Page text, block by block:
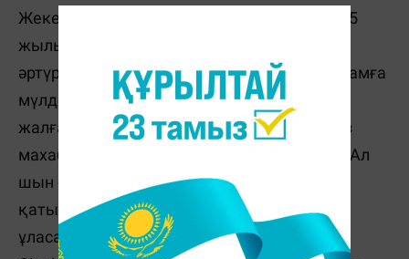
Жеке өміріңізге қатыстының барлығы 2015
жылы реттеледі. Әрине, әркімнің басында
әртүрлі жағдай бар. Егер жаныңыздағы адамға
мүлде көңіліңіз толмай, төзім таусылса,
жалғастырудың қажеті жоқ. Мүмкін нағыз
махаббатты әлі кездестірмеген боларсыз. Ал
шын сүйетін адамды тапсаңыз, қарым-
қатынасыңыз адал әрі шынайы сезімге
ұласады. Жұбыңызға қамқор бола біліңіз.